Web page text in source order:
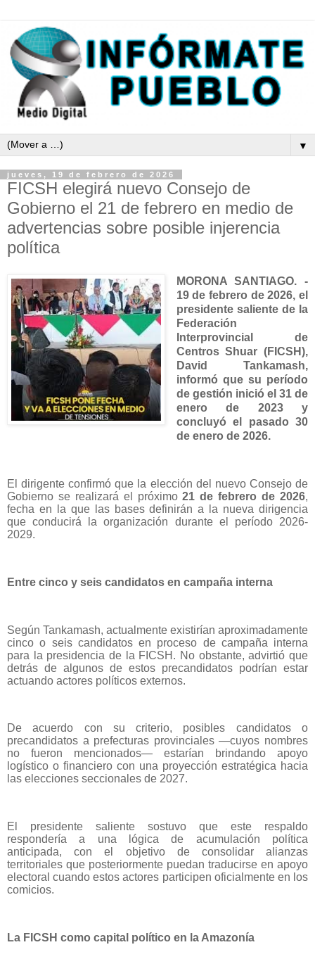
▼
jueves, 19 de febrero de 2026
FICSH elegirá nuevo Consejo de
Gobierno el 21 de febrero en medio de
advertencias sobre posible injerencia
política
MORONA SANTIAGO. -
19 de febrero de 2026, el
presidente saliente de la
Federación
Interprovincial de
Centros Shuar (FICSH),
David Tankamash,
informó que su período
de gestión inició el 31 de
enero de 2023 y
concluyó el pasado 30
de enero de 2026.
El dirigente confirmó que la elección del nuevo Consejo de
Gobierno se realizará el próximo21 de febrero de 2026,
fecha en la que las bases definirán a la nueva dirigencia
que conducirá la organización durante el período 2026-
2029.
Entre cinco y seis candidatos en campaña interna
Según Tankamash, actualmente existirían aproximadamente
cinco o seis candidatos en proceso de campaña interna
para la presidencia de la FICSH. No obstante, advirtió que
detrás de algunos de estos precandidatos podrían estar
actuando actores políticos externos.
De acuerdo con su criterio, posibles candidatos o
precandidatos a prefecturas provinciales —cuyos nombres
no fueron mencionados— estarían brindando apoyo
logístico o financiero con una proyección estratégica hacia
las elecciones seccionales de 2027.
El presidente saliente sostuvo que este respaldo
respondería a una lógica de acumulación política
anticipada, con el objetivo de consolidar alianzas
territoriales que posteriormente puedan traducirse en apoyo
electoral cuando estos actores participen oficialmente en los
comicios.
La FICSH como capital político en la Amazonía